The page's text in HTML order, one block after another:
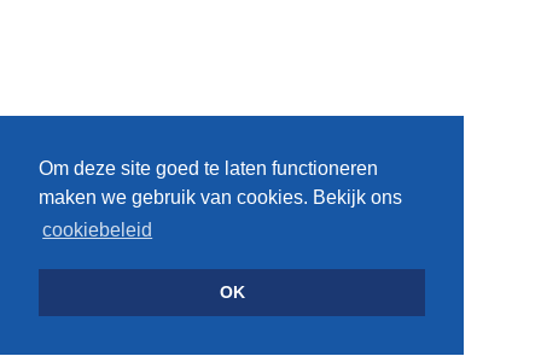
Om deze site goed te laten functioneren
maken we gebruik van cookies. Bekijk ons
cookiebeleid
OK